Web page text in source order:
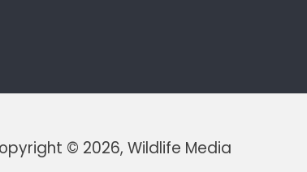
© 2026, Wildlife Media